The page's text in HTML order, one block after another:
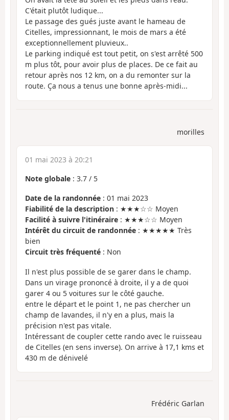
C'était plutôt ludique...
Le passage des gués juste avant le hameau de
Citelles, impressionnant, le mois de mars a été
exceptionnellement pluvieux..
Le parking indiqué est tout petit, on s'est arrêté 500
m plus tôt, pour avoir plus de places. De ce fait au
retour après nos 12 km, on a du remonter sur la
route. Ça nous a tenus une bonne après-midi...
morilles
01 mai 2023 à 20:21
Note globale : 3.7 / 5
Date de la randonnée : 01 mai 2023
Fiabilité de la description : ★★★☆☆ Moyen
Facilité à suivre l'itinéraire : ★★★☆☆ Moyen
Intérêt du circuit de randonnée : ★★★★★ Très
bien
Circuit très fréquenté : Non
Il n'est plus possible de se garer dans le champ.
Dans un virage prononcé à droite, il y a de quoi
garer 4 ou 5 voitures sur le côté gauche.
entre le départ et le point 1, ne pas chercher un
champ de lavandes, il n'y en a plus, mais la
précision n'est pas vitale.
Intéressant de coupler cette rando avec le ruisseau
de Citelles (en sens inverse). On arrive à 17,1 kms et
430 m de dénivelé
Frédéric Garlan